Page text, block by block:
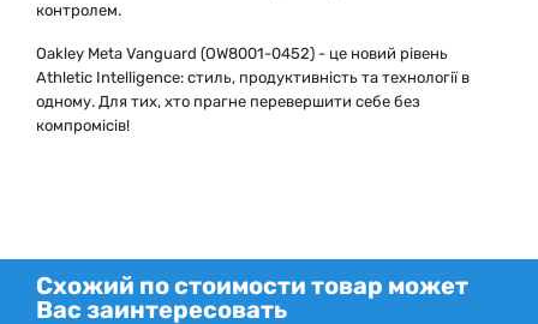
контролем.
Oakley Meta Vanguard (OW8001-0452) - це новий рівень
Athletic Intelligence: стиль, продуктивність та технології в
одному. Для тих, хто прагне перевершити себе без
компромісів!
Схожий по стоимости товар может
Вас заинтересовать